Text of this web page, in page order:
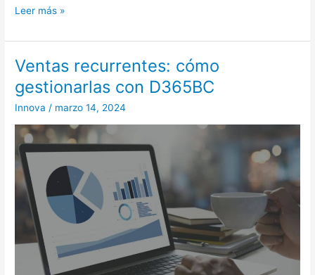
Leer más »
Ventas recurrentes: cómo
gestionarlas con D365BC
Innova / marzo 14, 2024
Ventas
recurrentes:
cómo
gestionarlas
con
D365BC